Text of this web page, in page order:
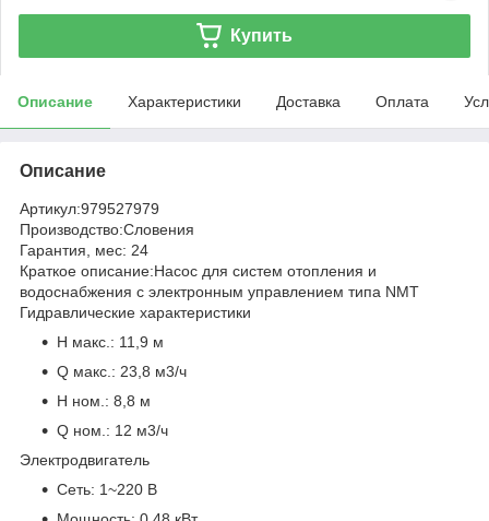
Купить
Описание Характеристики Доставка Оплата
Описание
Артикул:979527979
Производство:Словения
Гарантия, мес: 24
Краткое описание:Насос для систем отопления и
водоснабжения с электронным управлением типа NMT
Гидравлические характеристики
H макс.: 11,9 м
Q макс.: 23,8 м3/ч
H ном.: 8,8 м
Q ном.: 12 м3/ч
Электродвигатель
Сеть: 1~220 В